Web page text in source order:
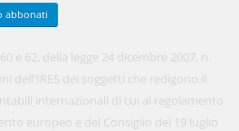
e 62, della legge 24 dicembre 2007, n.
dell'IRES dei soggetti che redigono il
internazionali di cui al regolamento
europeo e del Consiglio del 19 luglio
abbonati